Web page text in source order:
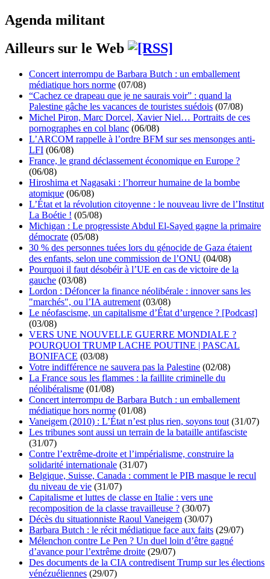
Agenda militant
Ailleurs sur le Web
Concert interrompu de Barbara Butch : un emballement
médiatique hors norme (07/08)
“Cachez ce drapeau que je ne saurais voir” : quand la
Palestine gâche les vacances de touristes suédois (07/08)
Michel Piron, Marc Dorcel, Xavier Niel… Portraits de ces
pornographes en col blanc (06/08)
L’ARCOM rappelle à l’ordre BFM sur ses mensonges anti-
LFI (06/08)
France, le grand déclassement économique en Europe ?
(06/08)
Hiroshima et Nagasaki : l’horreur humaine de la bombe
atomique (06/08)
L’État et la révolution citoyenne : le nouveau livre de l’Institut
La Boétie ! (05/08)
Michigan : Le progressiste Abdul El-Sayed gagne la primaire
démocrate (05/08)
30 % des personnes tuées lors du génocide de Gaza étaient
des enfants, selon une commission de l’ONU (04/08)
Pourquoi il faut désobéir à l’UE en cas de victoire de la
gauche (03/08)
Lordon : Défoncer la finance néolibérale : innover sans les
"marchés", ou l’IA autrement (03/08)
Le néofascisme, un capitalisme d’État d’urgence ? [Podcast]
(03/08)
VERS UNE NOUVELLE GUERRE MONDIALE ?
POURQUOI TRUMP LACHE POUTINE | PASCAL
BONIFACE (03/08)
Votre indifférence ne sauvera pas la Palestine (02/08)
La France sous les flammes : la faillite criminelle du
néolibéralisme (01/08)
Concert interrompu de Barbara Butch : un emballement
médiatique hors norme (01/08)
Vaneigem (2010) : L’État n’est plus rien, soyons tout (31/07)
Les tribunes sont aussi un terrain de la bataille antifasciste
(31/07)
Contre l’extrême-droite et l’impérialisme, construire la
solidarité internationale (31/07)
Belgique, Suisse, Canada : comment le PIB masque le recul
du niveau de vie (31/07)
Capitalisme et luttes de classe en Italie : vers une
recomposition de la classe travailleuse ? (30/07)
Décès du situationniste Raoul Vaneigem (30/07)
Barbara Butch : le récit médiatique face aux faits (29/07)
Mélenchon contre Le Pen ? Un duel loin d’être gagné
d’avance pour l’extrême droite (29/07)
Des documents de la CIA contredisent Trump sur les élections
vénézuéliennes (29/07)